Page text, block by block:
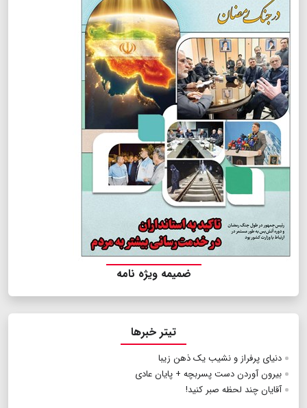
ضمیمه ویژه نامه
تیتر خبرها
دنیای پرفراز و نشیب یک ذهن زیبا
بیرون آوردن دست پسربچه + پایان عادی
آقایان چند لحظه صبر کنید!